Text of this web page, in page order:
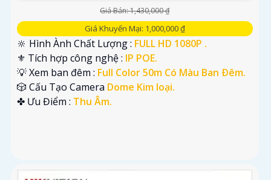
Giá Bán: 1,430,000 ₫
Giá Khuyến Mại: 1,000,000 ₫
🔆 Hình Ành Chất Lượng : FULL HD 1080P .
⚜️ Tích hợp công nghệ : IP POE.
💡 Xem ban đêm : Full Color 50m Có Màu Ban Ðêm.
🎲 Cấu Tạo Camera Dome Kim loại.
️✤ Ưu Điểm : Thu Âm.